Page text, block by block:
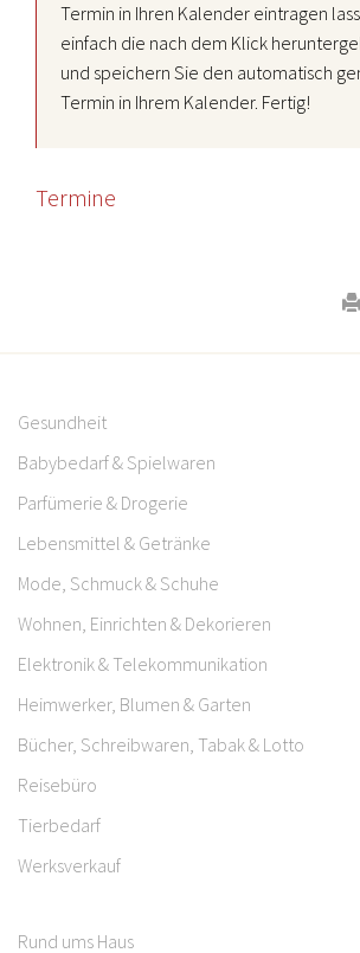
Termin in Ihren Kalender eintragen
einfach die nach dem Klick
und speichern Sie den automatisch
Termin in Ihrem Kalender. Fertig!
Termine
Gesundheit
Babybedarf & Spielwaren
Parfümerie & Drogerie
Lebensmittel & Getränke
Mode, Schmuck & Schuhe
Wohnen, Einrichten & Dekorieren
Elektronik & Telekommunikation
Heimwerker, Blumen & Garten
Bücher, Schreibwaren, Tabak & Lotto
Reisebüro
Tierbedarf
Werksverkauf
Rund ums Haus